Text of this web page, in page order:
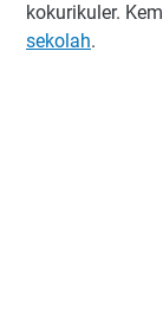
kokurikuler.
sekolah.